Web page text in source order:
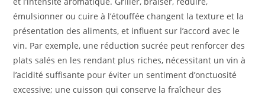
émulsionner ou cuire à l’étouffée changent la texture et la
présentation des aliments, et influent sur l’accord avec le
vin. Par exemple, une réduction sucrée peut renforcer des
plats salés en les rendant plus riches, nécessitant un vin à
l’acidité suffisante pour éviter un sentiment d’onctuosité
excessive; une cuisson qui conserve la fraîcheur des